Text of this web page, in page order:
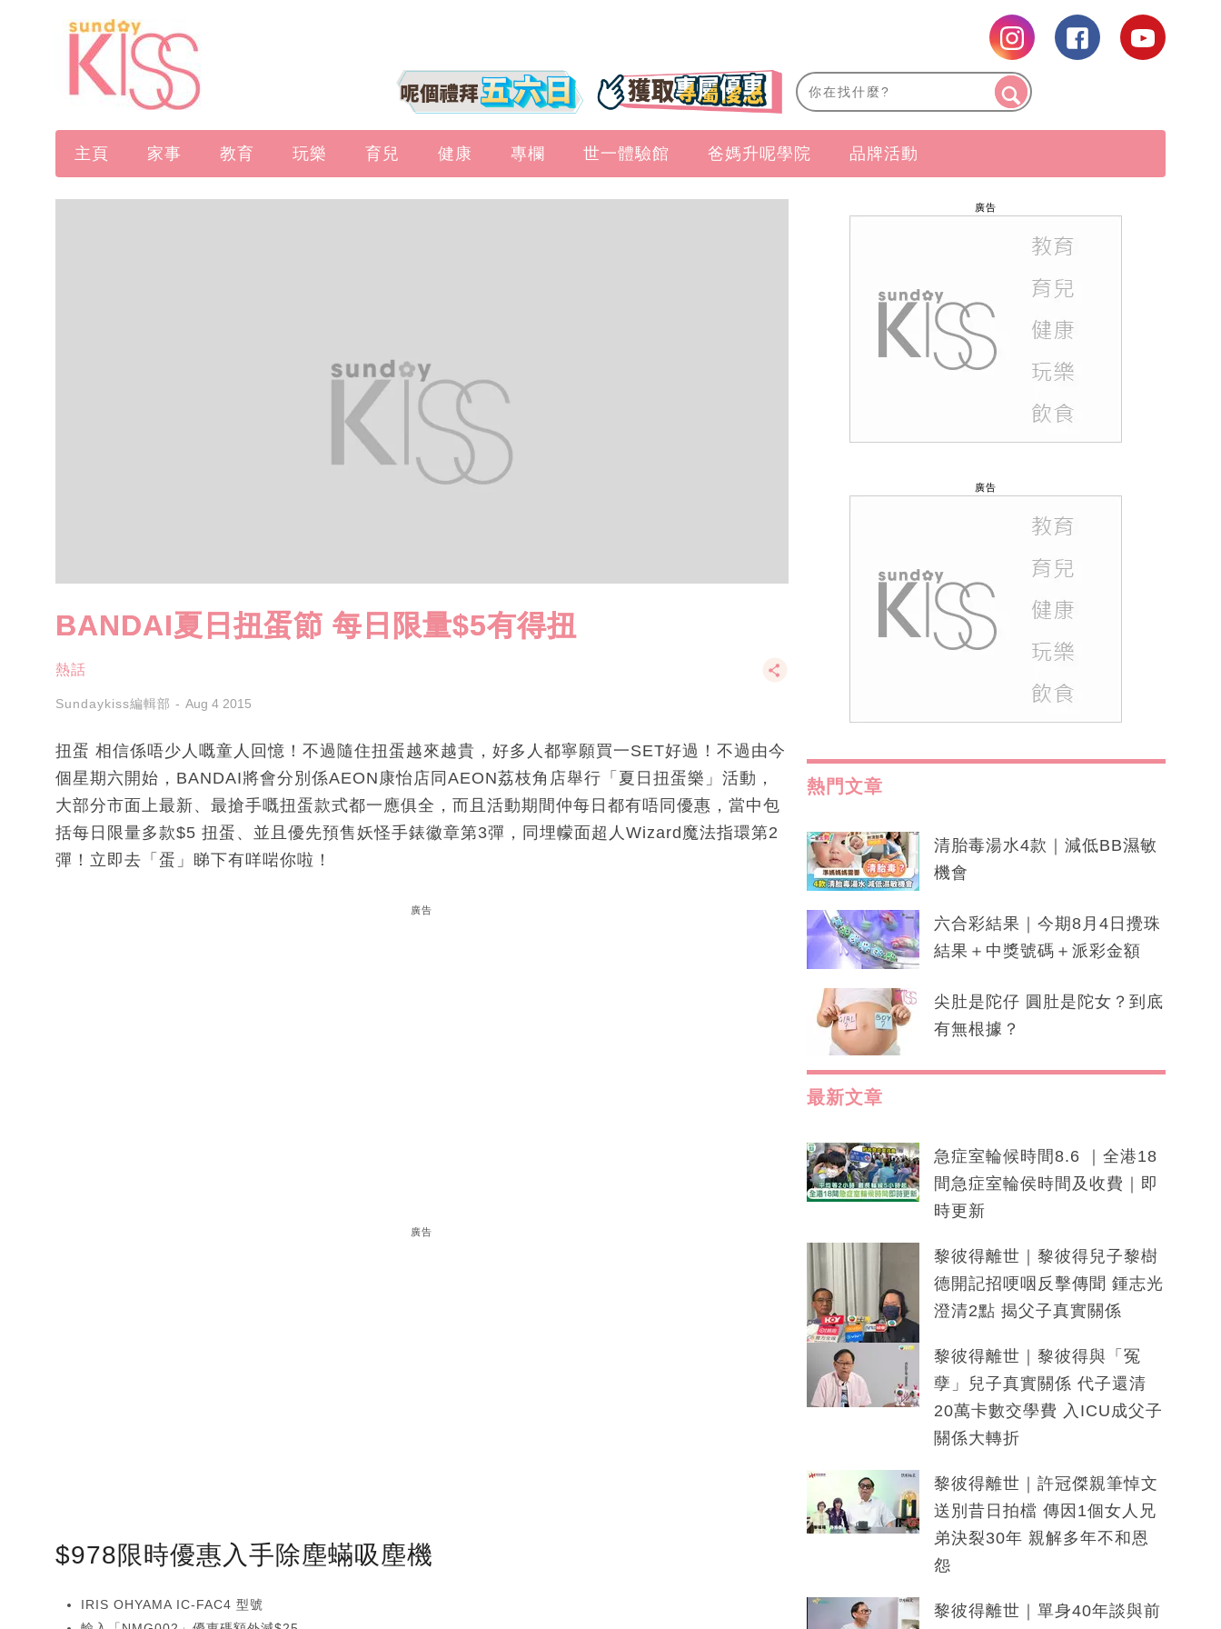
主頁 家事 教育 玩樂 育兒 健康 專欄 世一體驗館 爸媽升呢學院 品牌活動
BANDAI夏日扭蛋節 每日限量$5有得扭
熱話
Sundaykiss編輯部 Aug 4 2015
扭蛋 相信係唔少人嘅童人回憶！不過隨住扭蛋越來越貴，好多人都寧願買一SET好過！不過由今
個星期六開始，BANDAI將會分別係AEON康怡店同AEON荔枝角店舉行「夏日扭蛋樂」活動，
大部分市面上最新、最搶手嘅扭蛋款式都一應俱全，而且活動期間仲每日都有唔同優惠，當中包
括每日限量多款$5 扭蛋、並且優先預售妖怪手錶徽章第3彈，同埋幪面超人Wizard魔法指環第2
彈！立即去「蛋」睇下有咩啱你啦！
廣告
廣告
$978限時優惠入手除塵蟎吸塵機
IRIS OHYAMA IC-FAC4 型號
廣告
廣告
熱門文章
清胎毒湯水4款｜減低BB濕敏
機會
六合彩結果｜今期8月4日攪珠
結果＋中獎號碼＋派彩金額
尖肚是陀仔 圓肚是陀女？到底
有無根據？
最新文章
急症室輪候時間8.6 ｜全港18
間急症室輪侯時間及收費｜即
時更新
黎彼得離世｜黎彼得兒子黎樹
德開記招哽咽反擊傳聞 鍾志光
澄清2點 揭父子真實關係
黎彼得離世｜黎彼得與「冤
孽」兒子真實關係 代子還清
20萬卡數交學費 入ICU成父子
關係大轉折
黎彼得離世｜許冠傑親筆悼文
送別昔日拍檔 傳因1個女人兄
弟決裂30年 親解多年不和恩
怨
黎彼得離世｜單身40年談與前